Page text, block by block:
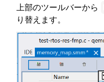
上部のツールバーから
り替えます。